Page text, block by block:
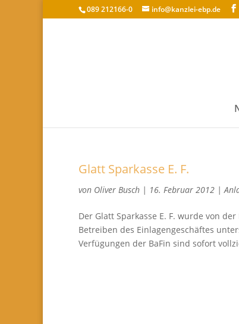
089 212166-0 info@kanzlei-ebp.de
Glatt Sparkasse E. F.
von Oliver Busch | 16. Februar 2012 |
Der Glatt Sparkasse E. F. wurde von
Betreiben des Einlagengeschäftes
Verfügungen der BaFin sind sofort